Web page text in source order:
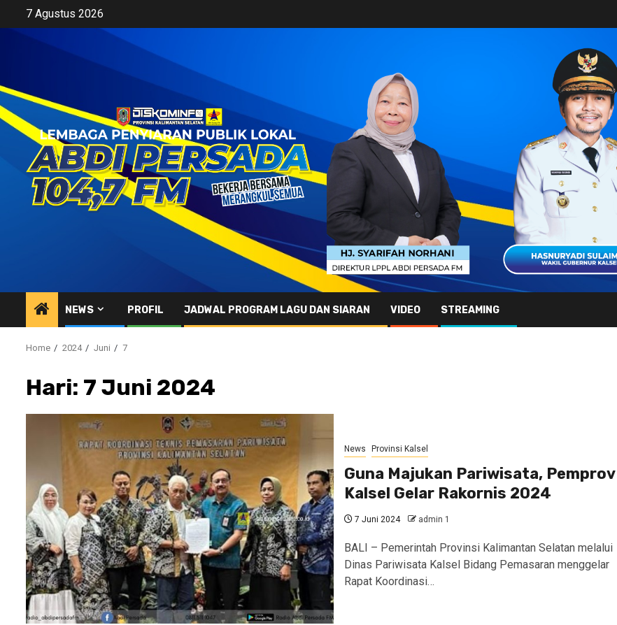
content
7 Agustus 2026
NEWS PROFIL JADWAL PROGRAM LAGU DAN SIARAN VIDEO STREAMING
Home 2024 Juni 7
Hari: 7 Juni 2024
News Provinsi Kalsel
Guna Majukan Pariwisata, Pemprov
Kalsel Gelar Rakornis 2024
7 Juni 2024 admin 1
BALI – Pemerintah Provinsi Kalimantan Selatan melalui
Dinas Pariwisata Kalsel Bidang Pemasaran menggelar
Rapat Koordinasi…